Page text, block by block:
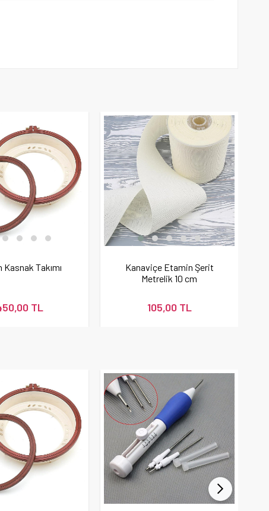
Kasnak Takımı
TL
Kanaviçe Etamin Şerit
Metrelik 10 cm
105,00 TL